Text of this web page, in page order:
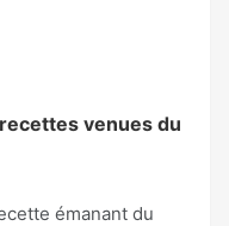
venues du
émanant du